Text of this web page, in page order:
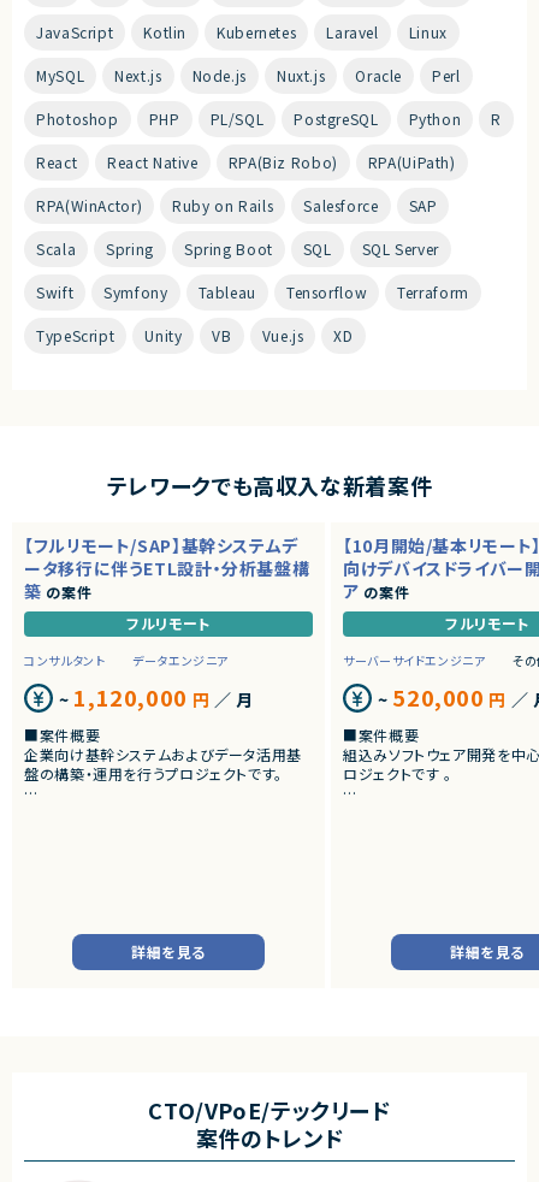
JavaScript Kotlin Kubernetes Laravel Linux
MySQL Next.js Node.js Nuxt.js Oracle Perl
Photoshop PHP PL/SQL PostgreSQL Python R
React React Native RPA(Biz Robo) RPA(UiPath)
RPA(WinActor) Ruby on Rails Salesforce SAP
Scala Spring Spring Boot SQL SQL Server
Swift Symfony Tableau Tensorflow Terraform
TypeScript Unity VB Vue.js XD
テレワークでも高収入な新着案件
【フルリモート/SAP】基幹システムデ
ータ移行に伴うETL設計・分析基盤構
築 の案件
フルリモート
コンサルタント データエンジニア
~ 1,120,000 円 ／ 月
■案件概要
企業向け基幹システムおよびデータ活用基
盤の構築・運用を行うプロジェクトです。
■業務内容
・SAP BWの既存データモデルおよび帳票出
び帳票出力基盤の構築
・各種データ検証、テスト対応
・周辺システムとのデータ連携設計および実
装支援
詳細を見る
【10月開始/基本リモート
向けデバイスドライバー
ア の案件
フルリモート
サーバーサイドエンジニア そ
~ 520,000 円 ／
■案件概要
組込みソフトウェア開発を中
ロジェクトです 。
バーの開発
・ソフトウェア評価および不
■募集背景
・開発体制強化に伴う増員募
■担当工程
詳細を見る
CTO/VPoE/テックリード
案件のトレンド